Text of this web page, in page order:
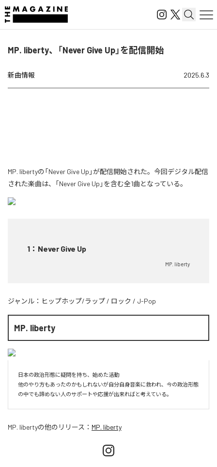
MP. liberty、「Never Give Up」を配信開始
新曲情報 2025.6.3
MP. libertyの「Never Give Up」が配信開始された。今回デジタル配信
された楽曲は、「Never Give Up」を含む全1曲となっている。
1 ： Never Give Up
MP. liberty
ジャンル： ヒップホップ/ラップ / ロック / J-Pop
MP. liberty
日本の政治形態に疑問を持ち、始めた活動
他のやり方もあったのかもしれないが自分自身音楽に救われ、今の政治形態
の中でも諦めない人のサポートや応援が出来ればと考えている。
MP. libertyの他のリリース： MP. liberty